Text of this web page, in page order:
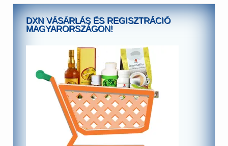
DXN VÁSÁRLÁS ÉS REGISZTRÁCIÓ
MAGYARORSZÁGON!